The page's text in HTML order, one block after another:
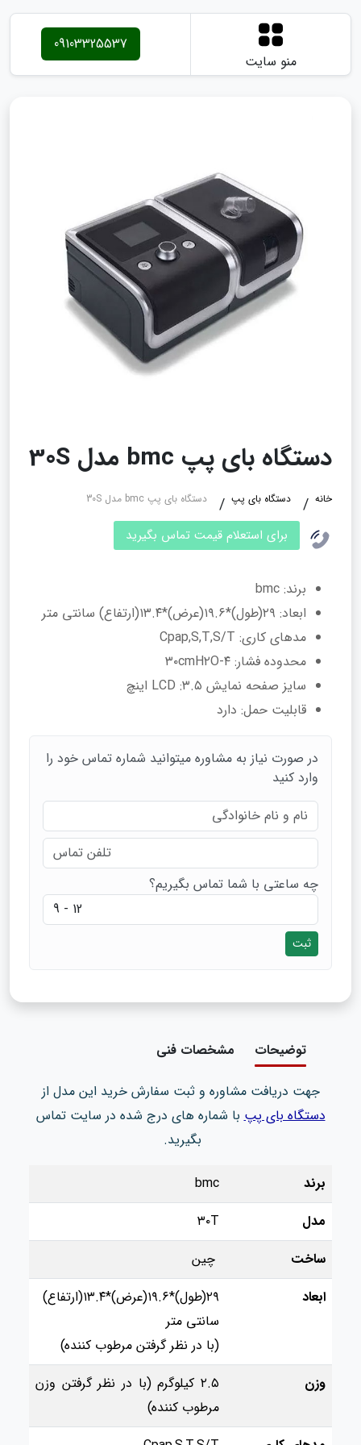
منو سایت
09103325537
دستگاه بای پپ bmc مدل 30S
خانه دستگاه بای پپ دستگاه بای پپ bmc مدل 30S
برای استعلام قیمت تماس بگیرید
برند: bmc
ابعاد: ۲۹(طول)*۱۹.۶(عرض)*۱۳.۴(ارتفاع) سانتی متر
مدهای کاری: Cpap,S,T,S/T
محدوده فشار: ۴-۳۰cmH۲O
سایز صفحه نمایش LCD :۳.۵ اینچ
قابلیت حمل: دارد
در صورت نیاز به مشاوره میتوانید شماره تماس خود را
وارد کنید
چه ساعتی با شما تماس بگیریم؟
ثبت
توضیحات مشخصات فنی
جهت دریافت مشاوره و ثبت سفارش خرید این مدل از
دستگاه بای پپبا شماره های درج شده در سایت تماس
بگیرید.
برند
bmc
مدل
۳۰T
ساخت
چین
ابعاد
۲۹(طول)*۱۹.۶(عرض)*۱۳.۴(ارتفاع)
سانتی متر
(با در نظر گرفتن مرطوب کننده)
وزن
۲.۵ کیلوگرم (با در نظر گرفتن وزن
مرطوب کننده)